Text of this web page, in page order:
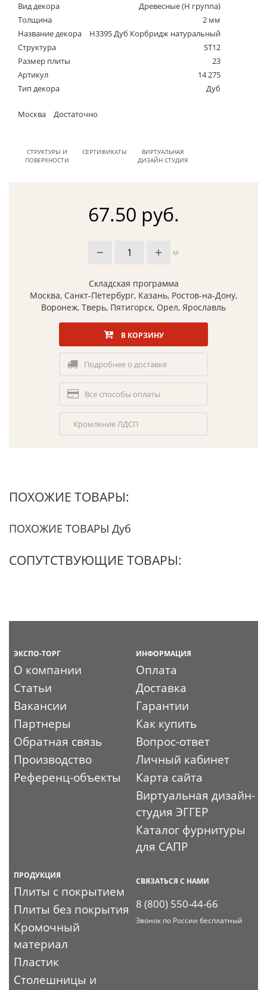
Вид декора
Древесные (Н группа)
Толщина
2 мм
Название декора
H3395 Дуб Корбридж натуральный
Структура
ST12
Размер плиты
23
Артикул
14 275
Тип декора
Дуб
Москва Достаточно
СТРУКТУРЫ И
ПОВЕРХНОСТИ
СЕРТИФИКАТЫ
ВИРТУАЛЬНАЯ
ДИЗАЙН СТУДИЯ
67.50 руб.
м
Складская программа
Москва, Санкт-Петербург, Казань, Ростов-на-Дону,
Воронеж, Тверь, Пятигорск, Орел, Ярославль
В КОРЗИНУ
Подробнее о доставке
Все способы оплаты
Кромление ЛДСП
ПОХОЖИЕ ТОВАРЫ:
ПОХОЖИЕ ТОВАРЫ Дуб
СОПУТСТВУЮЩИЕ ТОВАРЫ:
ЭКСПО-ТОРГ
О компании
Статьи
Вакансии
Партнеры
Обратная связь
Производство
Референц-объекты
ИНФОРМАЦИЯ
Оплата
Доставка
Гарантии
Как купить
Вопрос-ответ
Личный кабинет
Карта сайта
Виртуальная дизайн-
студия ЭГГЕР
Каталог фурнитуры
для САПР
ПРОДУКЦИЯ
Плиты с покрытием
Плиты без покрытия
Кромочный
материал
Пластик
Столешницы и
СВЯЗАТЬСЯ С НАМИ
8 (800) 550-44-66
Звонок по России бесплатный